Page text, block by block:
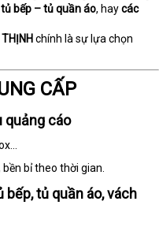
bếp – tủ quần áo, haycác
chính là sự lựa chọn
CẤP
quảng cáo
bỉ theo thời gian.
tủ quần áo, vách